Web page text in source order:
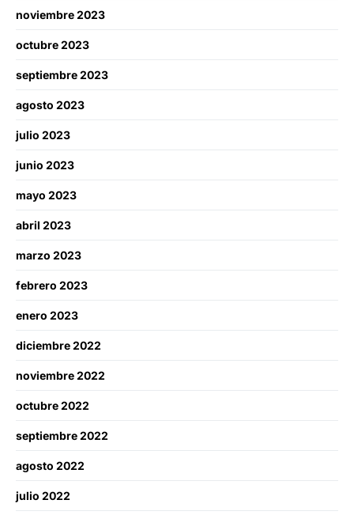
noviembre 2023
octubre 2023
septiembre 2023
agosto 2023
julio 2023
junio 2023
mayo 2023
abril 2023
marzo 2023
febrero 2023
enero 2023
diciembre 2022
noviembre 2022
octubre 2022
septiembre 2022
agosto 2022
julio 2022